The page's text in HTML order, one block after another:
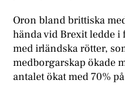
Oron bland brittiska
hända vid Brexit ledde
med irländska rötter,
medborgarskap ökade
antalet ökat med 70%